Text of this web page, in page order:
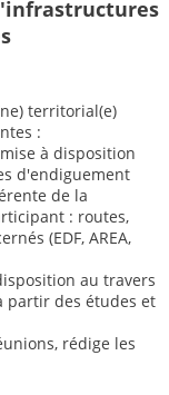
territorial(e)
:
à disposition
d'endiguement
de la
: routes,
(EDF, AREA,
au travers
partir des études et
rédige les